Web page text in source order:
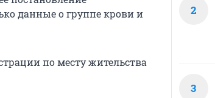
данные о группе крови и
по месту жительства
2
3